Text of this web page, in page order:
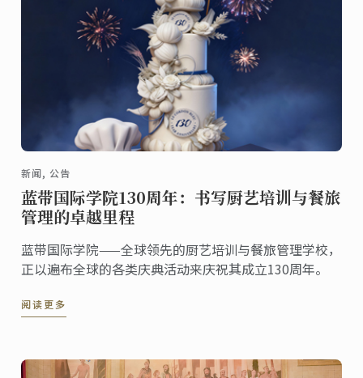
新闻, 公告
蓝带国际学院130周年：书写厨艺培训与餐旅
管理的卓越里程
蓝带国际学院——全球领先的厨艺培训与餐旅管理学校，
正以遍布全球的各类庆典活动来庆祝其成立130周年。
阅读更多